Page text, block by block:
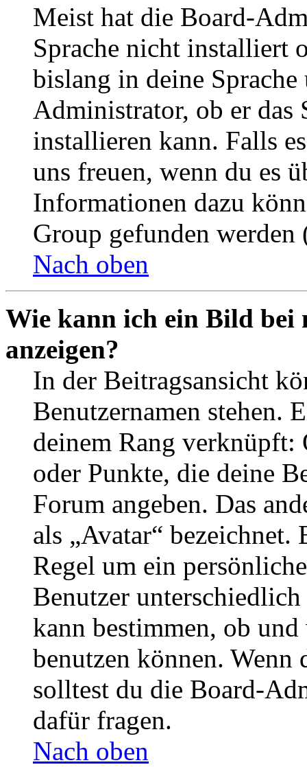
Meist hat die Board-
Sprache nicht installiert
bislang in deine
Administrator, ob er das
installieren kann. Falls
uns freuen, wenn du es
Informationen dazu
Group gefunden
Nach oben
Wie kann ich ein Bild bei
anzeigen?
In der Beitragsansicht
Benutzernamen stehen.
deinem Rang verknüpft:
oder Punkte, die deine
Forum angeben. Das
als „Avatar“
Regel um ein
Benutzer
kann bestimmen, ob
benutzen können. Wenn
solltest du die Board-
dafür fragen.
Nach oben